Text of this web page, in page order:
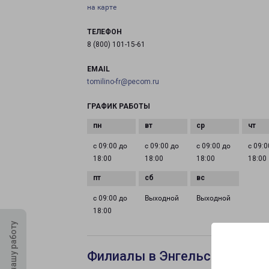
на карте
ТЕЛЕФОН
8 (800) 101-15-61
EMAIL
tomilino-fr@pecom.ru
ГРАФИК РАБОТЫ
с 09:00 до
18:00
с 09:00 до
18:00
с 09:00 до
18:00
с
18:00
с 09:00 до
18:00
Выходной Выходной
Филиалы в Энгельсе